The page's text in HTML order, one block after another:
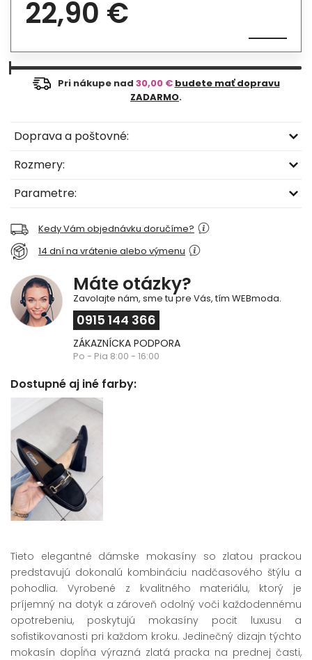
22,90 €
Pri nákupe nad 30,00 € budete mať dopravu
ZADARMO.
Doprava a poštovné:
Rozmery:
Parametre:
Kedy Vám objednávku doručíme?
14 dní na vrátenie alebo výmenu
Máte otázky?
Zavolajte nám, sme tu pre Vás, tím WEBmoda.
0915 144 366
ZÁKAZNÍCKA PODPORA
Po - Pia 8:00 - 16:00
Dostupné aj iné farby:
Tieto elegantné dámske mokasíny so zlatou prackou
predstavujú dokonalú kombináciu nadčasového štýlu a
pohodlia. Vyrobené z kvalitného materiálu, ktorý je
príjemný na dotyk a zároveň odolný voči každodennému
opotrebeniu, poskytujú mokasíny pocit luxusu a
sofistikovanosti pri každom kroku. Jedinečný dizajn týchto
mokasín dopĺňa výrazná zlatá pracka na prednej časti,